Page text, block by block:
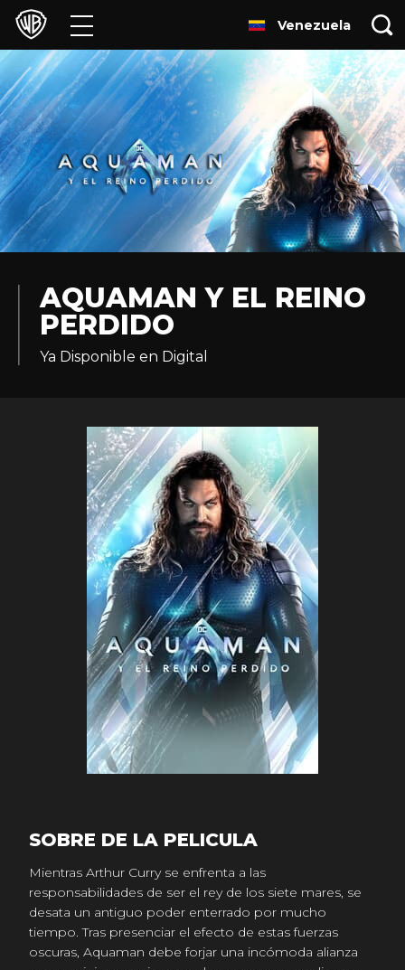
Películas
Series
Juegos y Aplicaciones
Franquicias
Colecciones
Experiencias
Venezuela
AQUAMAN Y EL REINO
PERDIDO
Ya Disponible en Digital
SOBRE DE LA PELICULA
Mientras Arthur Curry se enfrenta a las
responsabilidades de ser el rey de los siete mares, se
desata un antiguo poder enterrado por mucho
tiempo. Tras presenciar el efecto de estas fuerzas
oscuras, Aquaman debe forjar una incómoda alianza